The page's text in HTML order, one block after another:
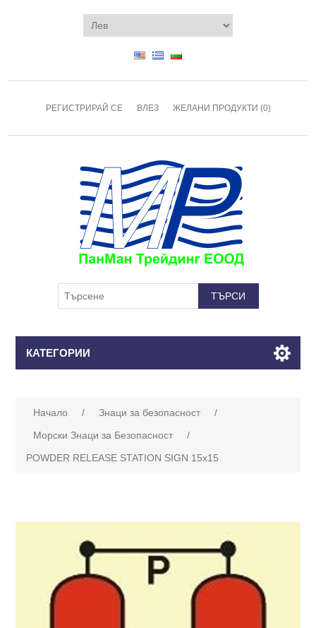
РЕГИСТРИРАЙ СЕ ВЛЕЗ ЖЕЛАНИ ПРОДУКТИ (0)
КАТЕГОРИИ
Начало / Знаци за безопасност
/
Морски Знаци за Безопасност
/
POWDER RELEASE STATION SIGN 15x15